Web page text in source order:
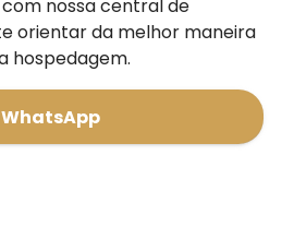
nossa central de
orientar da melhor maneira
hospedagem.
WhatsApp